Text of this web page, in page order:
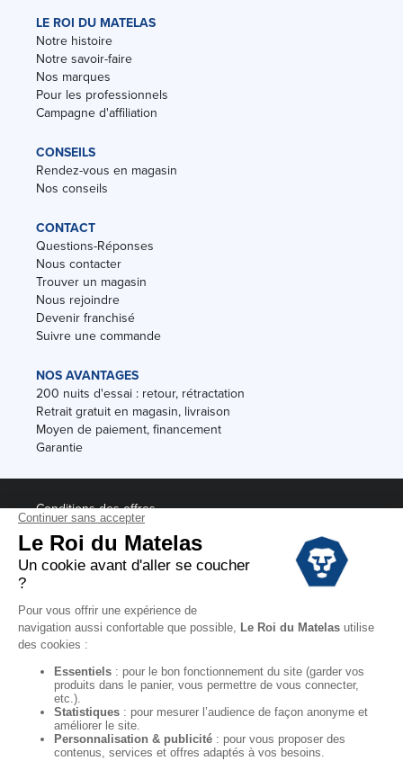
LE ROI DU MATELAS
Notre histoire
Notre savoir-faire
Nos marques
Pour les professionnels
Campagne d'affiliation
CONSEILS
Rendez-vous en magasin
Nos conseils
CONTACT
Questions-Réponses
Nous contacter
Trouver un magasin
Nous rejoindre
Devenir franchisé
Suivre une commande
NOS AVANTAGES
200 nuits d'essai : retour, rétractation
Retrait gratuit en magasin, livraison
Moyen de paiement, financement
Garantie
Conditions des offres
Black Friday
Destockage
Soldes
Conditions Générales de vente magasin
Conditions Générales de vente internet
Mentions Légales
Données personnelles
Codes promo Le Roi du Matelas